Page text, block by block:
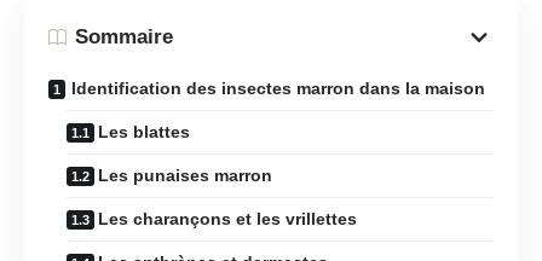
Sommaire
Identification des insectes marron dans la maison
Les blattes
Les punaises marron
Les charançons et les vrillettes